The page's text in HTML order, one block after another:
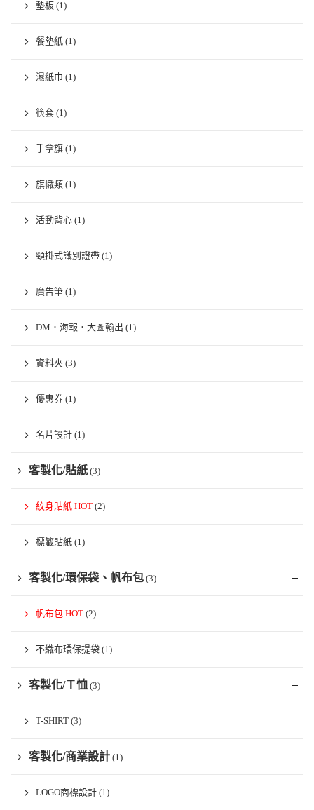
墊板 (1)
餐墊紙 (1)
濕紙巾 (1)
筷套 (1)
手拿旗 (1)
旗幟類 (1)
活動背心 (1)
頸掛式識別證帶 (1)
廣告筆 (1)
DM．海報．大圖輸出 (1)
資料夾 (3)
優惠券 (1)
名片設計 (1)
客製化/貼紙 (3)
紋身貼紙 HOT (2)
標籤貼紙 (1)
客製化/環保袋、帆布包 (3)
帆布包 HOT (2)
不織布環保提袋 (1)
客製化/Ｔ恤 (3)
T-SHIRT (3)
客製化/商業設計 (1)
LOGO商標設計 (1)